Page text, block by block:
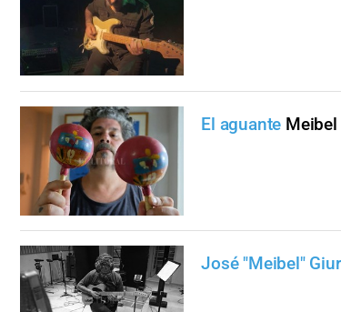
El aguante
José "Meibel"